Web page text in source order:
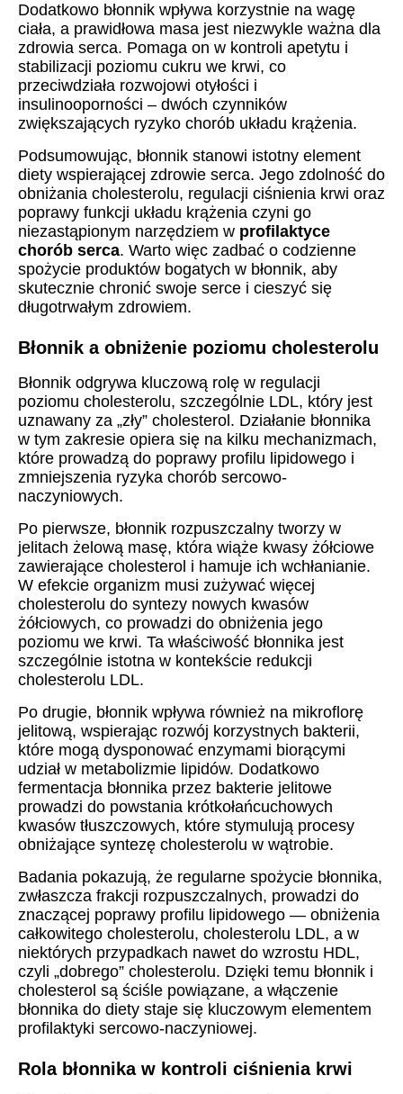
Dodatkowo błonnik wpływa korzystnie na wagę
ciała, a prawidłowa masa jest niezwykle ważna dla
zdrowia serca. Pomaga on w kontroli apetytu i
stabilizacji poziomu cukru we krwi, co
przeciwdziała rozwojowi otyłości i
insulinooporności – dwóch czynników
zwiększających ryzyko chorób układu krążenia.
Podsumowując, błonnik stanowi istotny element
diety wspierającej zdrowie serca. Jego zdolność do
obniżania cholesterolu, regulacji ciśnienia krwi oraz
poprawy funkcji układu krążenia czyni go
niezastąpionym narzędziem w profilaktyce
chorób serca. Warto więc zadbać o codzienne
spożycie produktów bogatych w błonnik, aby
skutecznie chronić swoje serce i cieszyć się
długotrwałym zdrowiem.
Błonnik a obniżenie poziomu cholesterolu
Błonnik odgrywa kluczową rolę w regulacji
poziomu cholesterolu, szczególnie LDL, który jest
uznawany za „zły” cholesterol. Działanie błonnika
w tym zakresie opiera się na kilku mechanizmach,
które prowadzą do poprawy profilu lipidowego i
zmniejszenia ryzyka chorób sercowo-
naczyniowych.
Po pierwsze, błonnik rozpuszczalny tworzy w
jelitach żelową masę, która wiąże kwasy żółciowe
zawierające cholesterol i hamuje ich wchłanianie.
W efekcie organizm musi zużywać więcej
cholesterolu do syntezy nowych kwasów
żółciowych, co prowadzi do obniżenia jego
poziomu we krwi. Ta właściwość błonnika jest
szczególnie istotna w kontekście redukcji
cholesterolu LDL.
Po drugie, błonnik wpływa również na mikroflorę
jelitową, wspierając rozwój korzystnych bakterii,
które mogą dysponować enzymami biorącymi
udział w metabolizmie lipidów. Dodatkowo
fermentacja błonnika przez bakterie jelitowe
prowadzi do powstania krótkołańcuchowych
kwasów tłuszczowych, które stymulują procesy
obniżające syntezę cholesterolu w wątrobie.
Badania pokazują, że regularne spożycie błonnika,
zwłaszcza frakcji rozpuszczalnych, prowadzi do
znaczącej poprawy profilu lipidowego — obniżenia
całkowitego cholesterolu, cholesterolu LDL, a w
niektórych przypadkach nawet do wzrostu HDL,
czyli „dobrego” cholesterolu. Dzięki temu błonnik i
cholesterol są ściśle powiązane, a włączenie
błonnika do diety staje się kluczowym elementem
profilaktyki sercowo-naczyniowej.
Rola błonnika w kontroli ciśnienia krwi